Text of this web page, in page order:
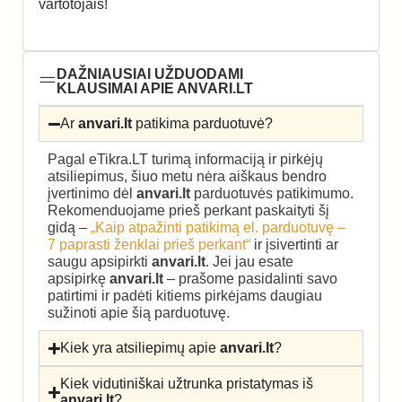
vartotojais!
DAŽNIAUSIAI UŽDUODAMI
KLAUSIMAI APIE ANVARI.LT
Aranvari.lt patikima parduotuvė?
Pagal eTikra.LT turimą informaciją ir pirkėjų
atsiliepimus, šiuo metu nėra aiškaus bendro
įvertinimo dėl anvari.lt parduotuvės patikimumo.
Rekomenduojame prieš perkant paskaityti šį
gidą – „Kaip atpažinti patikimą el. parduotuvę –
7 paprasti ženklai prieš perkant“ ir įsivertinti ar
saugu apsipirkti anvari.lt. Jei jau esate
apsipirkę anvari.lt – prašome pasidalinti savo
patirtimi ir padėti kitiems pirkėjams daugiau
sužinoti apie šią parduotuvę.
Kiek yra atsiliepimų apieanvari.lt?
Kiek vidutiniškai užtrunka pristatymas iš